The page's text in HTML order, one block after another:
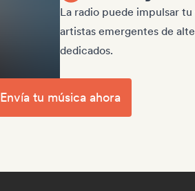
La radio puede impulsar
artistas emergentes de
dedicados.
Envía tu música ahora